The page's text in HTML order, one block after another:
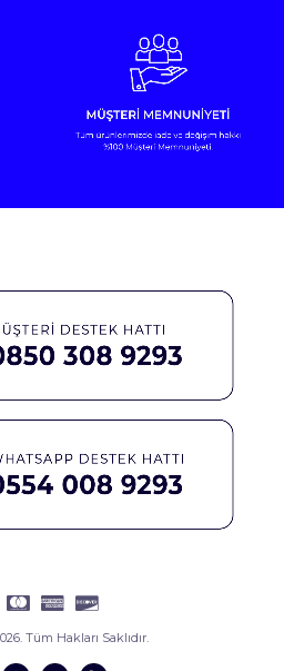
Tüm Hakları Saklıdır.